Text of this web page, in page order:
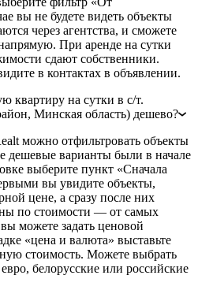
вы не будете видеть объекты
через агентства, и сможете
При аренде на сутки
сдают собственники.
в контактах в объявлении.
квартиру на сутки в с/т.
Минская область) дешево?
можно отфильтровать объекты
дешевые варианты были в начале
выберите пункт «Сначала
вы увидите объекты,
цене, а сразу после них
по стоимости — от самых
можете задать ценовой
«цена и валюта» выставьте
стоимость. Можете выбрать
белорусские или российские